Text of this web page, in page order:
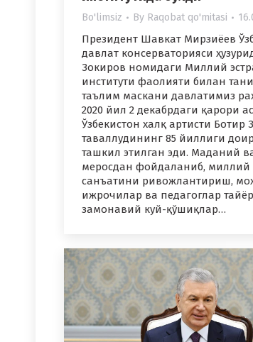
Bo'limsiz By Raqobat qo'mitasi
Президент Шавкат Мирзиёев
давлат консерваторияси
Зокиров номидаги Миллий
институти фаолияти билан
таълим маскани давлатимиз
2020 йил 2 декабрдаги қарори
Ўзбекистон халқ артисти Ботир
таваллудининг 85 йиллиги
ташкил этилган эди. Маданий
меросдан фойдаланиб, миллий
санъатини ривожлантириш,
ижрочилар ва педагоглар
замонавий куй-қўшиқлар…